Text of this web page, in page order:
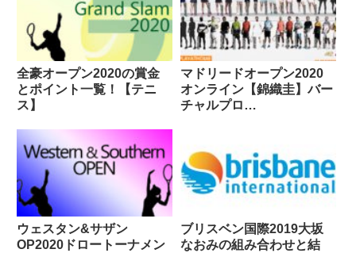
全豪オープン2020の賞金
とポイント一覧！【テニ
ス】
マドリードオープン2020
オンライン【錦織圭】バー
チャルプロ
ウェスタン&サザン
OP2020ドロートーナメン
ブリスベン国際2019大坂
なおみの組み合わせと結